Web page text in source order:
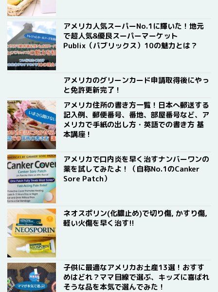
アメリカ人気スーパーNo.1に輝いた！地元
で超人気&優良スーパーマーケット
Publix（パブリックス）10の魅力とは？
アメリカのグリーンカード申請取得後にやっ
と免許更新完了！
アメリカ住所の書き方一覧！日本へ郵送する
記入例、郵便番号、番地、部屋番号など、ア
メリカで手紙の出し方・英語での書き方 基
本講座！
アメリカで口内炎を早く治すナンバーワンの
薬を試してみたよ！（自称No.1のCanker
Sore Patch）
ネオスポリン(化膿止め)で切り傷, かすり傷,
軽い火傷を早く治す!!
子供に最適なアメリカお土産13選！おすす
めはどれ？ママ目線で選ぶ、キッズに喜ばれ
そうな品を本気で選んでみた！